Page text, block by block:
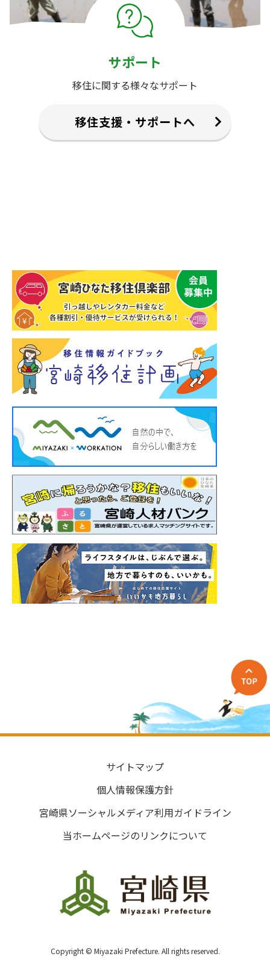
サポート
移住に関する様々なサポート
移住支援・サポートへ
サイトマップ
個人情報保護方針
宮崎県ソーシャルメディア利用ガイドライン
当ホームページのリンクについて
Copyright © Miyazaki Prefecture. All rights reserved.